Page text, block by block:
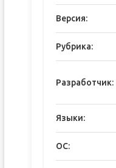
Версия:
Рубрика:
Разработчик:
Языки:
ОС: